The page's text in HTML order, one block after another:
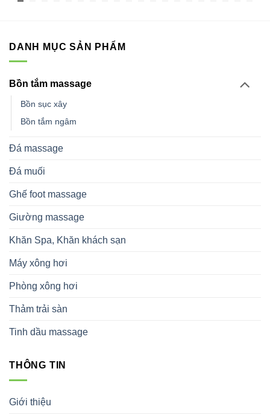
DANH MỤC SẢN PHẨM
Bồn tắm massage
Bồn sục xây
Bồn tắm ngâm
Đá massage
Đá muối
Ghế foot massage
Giường massage
Khăn Spa, Khăn khách sạn
Máy xông hơi
Phòng xông hơi
Thảm trải sàn
Tinh dầu massage
THÔNG TIN
Giới thiệu